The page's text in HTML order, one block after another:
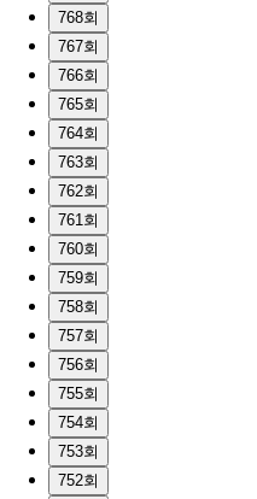
768회
767회
766회
765회
764회
763회
762회
761회
760회
759회
758회
757회
756회
755회
754회
753회
752회